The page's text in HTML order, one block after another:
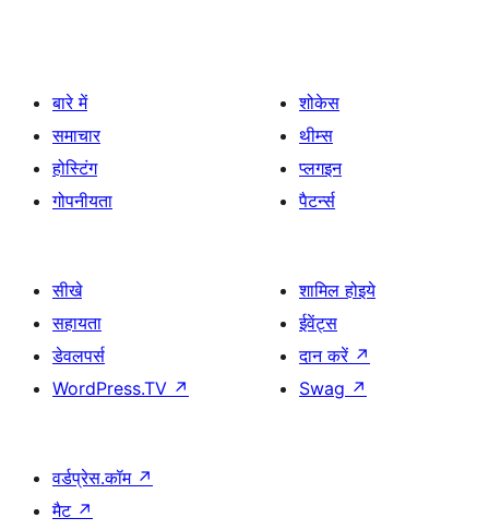
बारे में
समाचार
होस्टिंग
गोपनीयता
शोकेस
थीम्स
प्लगइन
पैटर्न्स
सीखे
सहायता
डेवलपर्स
WordPress.TV ↗
शामिल होइये
ईवेंट्स
दान करें ↗
Swag ↗
वर्डप्रेस.कॉम ↗
मैट ↗